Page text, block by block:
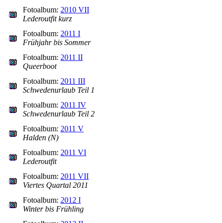
Fotoalbum: 2010 VII
Lederoutfit kurz
Fotoalbum: 2011 I
Frühjahr bis Sommer
Fotoalbum: 2011 II
Queerboot
Fotoalbum: 2011 III
Schwedenurlaub Teil 1
Fotoalbum: 2011 IV
Schwedenurlaub Teil 2
Fotoalbum: 2011 V
Halden (N)
Fotoalbum: 2011 VI
Lederoutfit
Fotoalbum: 2011 VII
Viertes Quartal 2011
Fotoalbum: 2012 I
Winter bis Frühling